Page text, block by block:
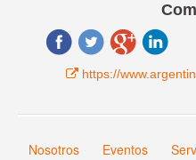
https://
Nosotros Eventos